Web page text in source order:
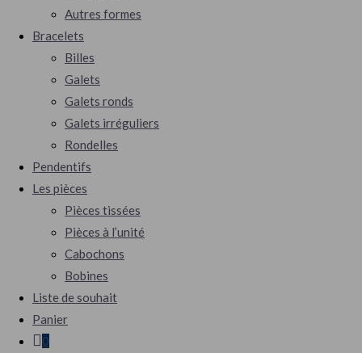
Autres formes
Bracelets
Billes
Galets
Galets ronds
Galets irréguliers
Rondelles
Pendentifs
Les pièces
Pièces tissées
Pièces à l’unité
Cabochons
Bobines
Liste de souhait
Panier
0